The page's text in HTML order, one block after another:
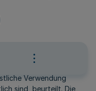
werden
Verwendung
sind, beurteilt. Die